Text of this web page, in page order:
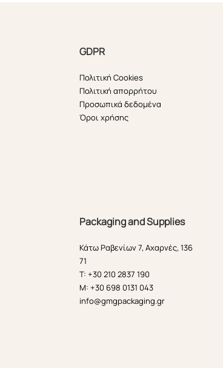
GDPR
Πολιτική Cookies
Πολιτική απορρήτου
Προσωπικά δεδομένα
Όροι χρήσης
Packaging and Supplies
Κάτω Ραβενίων 7, Αχαρνές, 136
71
T: +30 210 2837 190
M: +30 698 0131 043
info@gmgpackaging.gr